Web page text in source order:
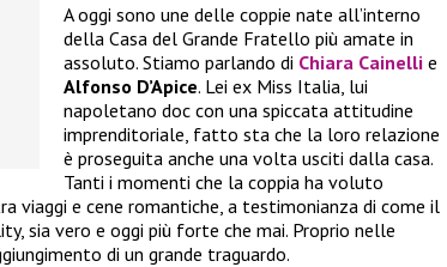
A oggi sono une delle coppie nate all’interno
della Casa del Grande Fratello più amate in
assoluto. Stiamo parlando di Chiara Cainelli e
Alfonso D’Apice. Lei ex Miss Italia, lui
napoletano doc con una spiccata attitudine
imprenditoriale, fatto sta che la loro relazione
è proseguita anche una volta usciti dalla casa.
Tanti i momenti che la coppia ha voluto
viaggi e cene romantiche, a testimonianza di come il
sia vero e oggi più forte che mai. Proprio nelle
di un grande traguardo.